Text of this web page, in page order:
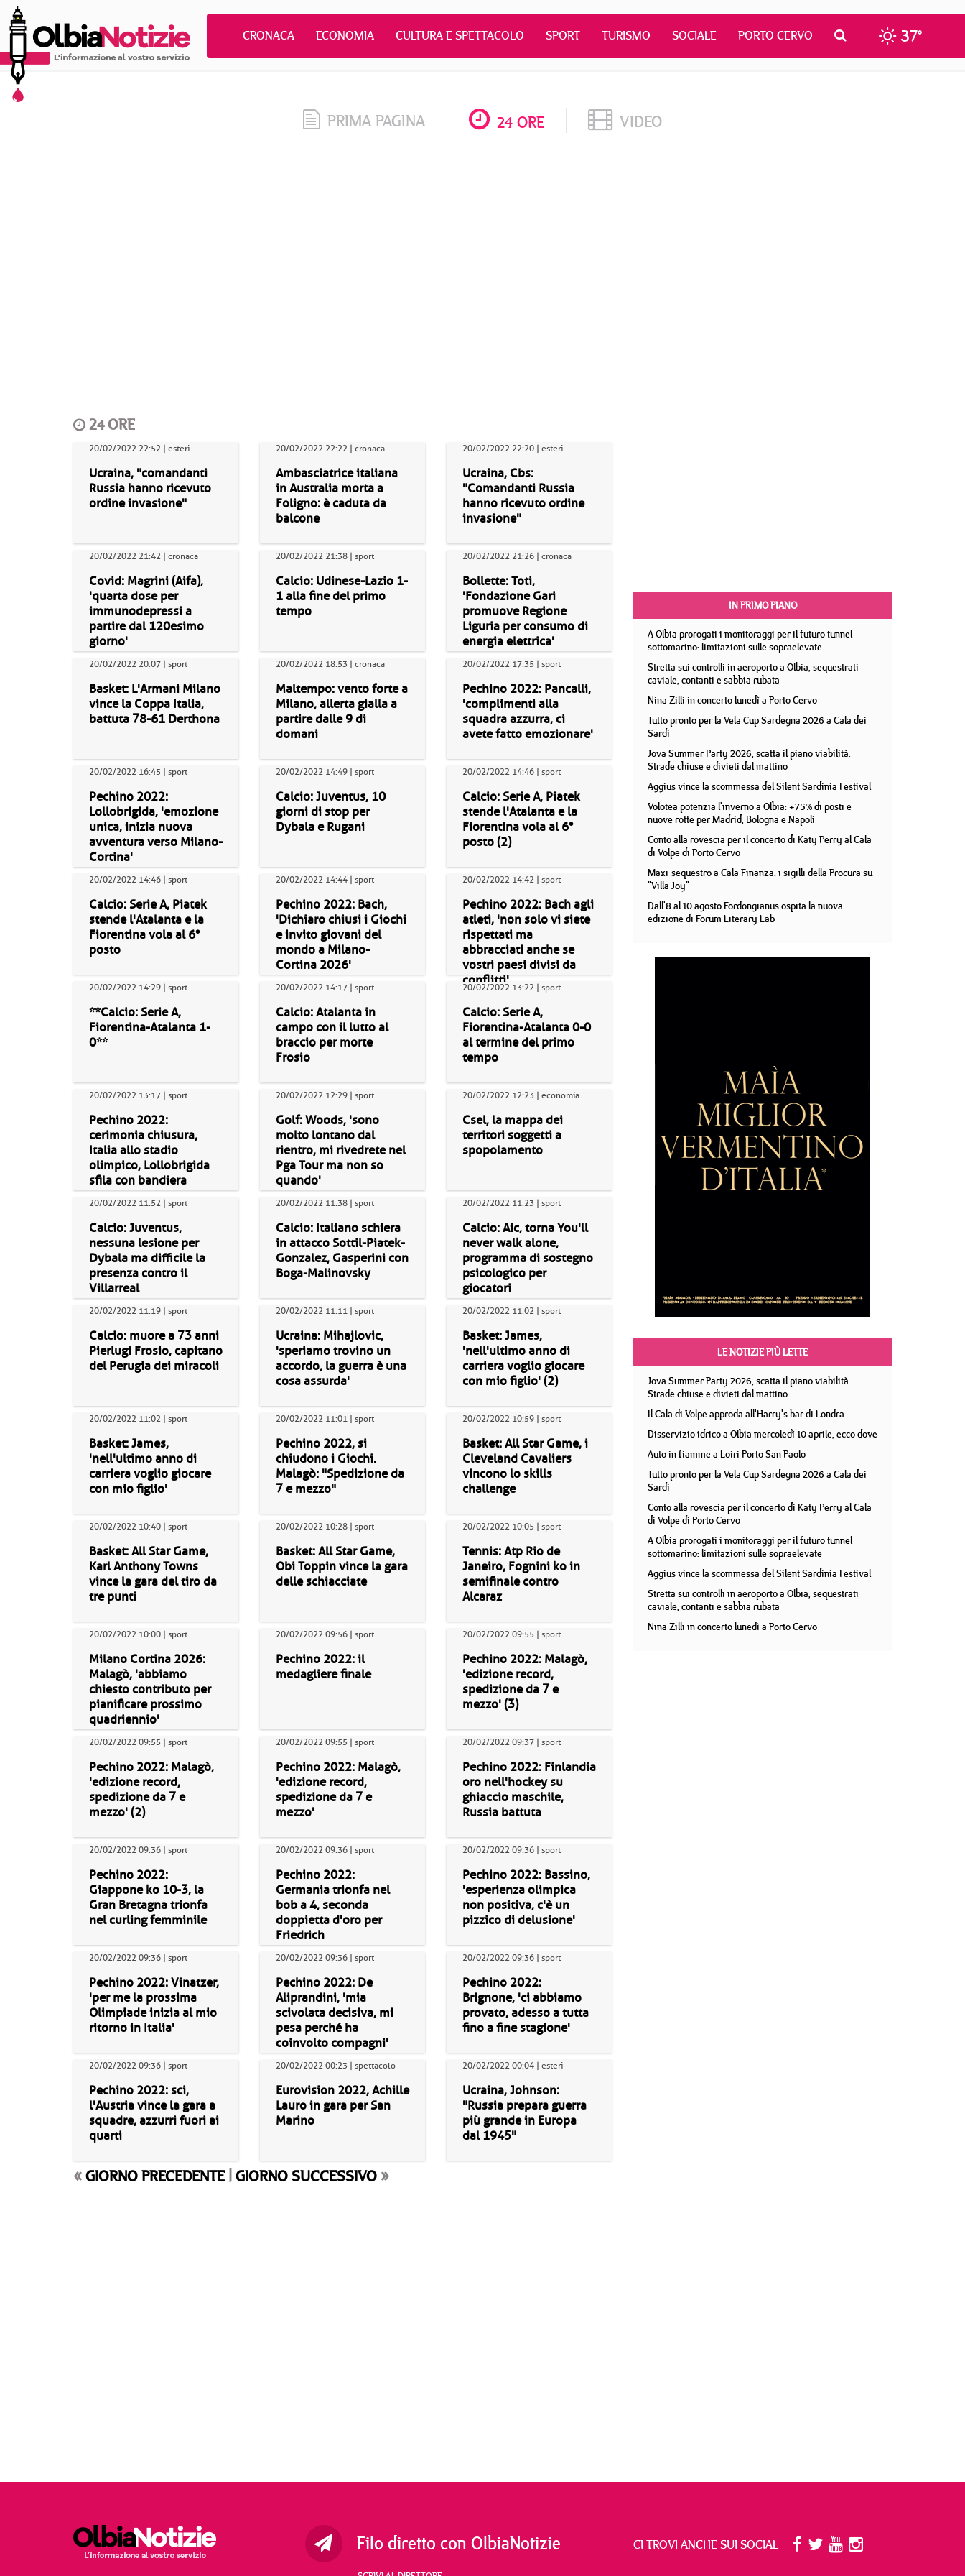
CRONACA ECONOMIA CULTURA E SPETTACOLO SPORT TURISMO SOCIALE PORTO CERVO 37°
PRIMA PAGINA 24 ORE VIDEO
24 ORE
20/02/2022 22:52 | esteri
Ucraina, "comandanti
Russia hanno ricevuto
ordine invasione"
20/02/2022 22:22 | cronaca
Ambasciatrice italiana
in Australia morta a
Foligno: è caduta da
balcone
20/02/2022 22:20 | esteri
Ucraina, Cbs:
"Comandanti Russia
hanno ricevuto ordine
invasione"
20/02/2022 21:42 | cronaca
Covid: Magrini (Aifa),
'quarta dose per
immunodepressi a
partire dal 120esimo
giorno'
20/02/2022 21:38 | sport
Calcio: Udinese-Lazio 1-
1 alla fine del primo
tempo
20/02/2022 21:26 | cronaca
Bollette: Toti,
'Fondazione Gari
promuove Regione
Liguria per consumo di
energia elettrica'
20/02/2022 20:07 | sport
Basket: L'Armani Milano
vince la Coppa Italia,
battuta 78-61 Derthona
20/02/2022 18:53 | cronaca
Maltempo: vento forte a
Milano, allerta gialla a
partire dalle 9 di
domani
20/02/2022 17:35 | sport
Pechino 2022: Pancalli,
'complimenti alla
squadra azzurra, ci
avete fatto emozionare'
20/02/2022 16:45 | sport
Pechino 2022:
Lollobrigida, 'emozione
unica, inizia nuova
avventura verso Milano-
Cortina'
20/02/2022 14:49 | sport
Calcio: Juventus, 10
giorni di stop per
Dybala e Rugani
20/02/2022 14:46 | sport
Calcio: Serie A, Piatek
stende l'Atalanta e la
Fiorentina vola al 6°
posto (2)
20/02/2022 14:46 | sport
Calcio: Serie A, Piatek
stende l'Atalanta e la
Fiorentina vola al 6°
posto
20/02/2022 14:44 | sport
Pechino 2022: Bach,
'Dichiaro chiusi i Giochi
e invito giovani del
mondo a Milano-
Cortina 2026'
20/02/2022 14:42 | sport
Pechino 2022: Bach agli
atleti, 'non solo vi siete
rispettati ma
abbracciati anche se
vostri paesi divisi da
conflitti'
20/02/2022 14:29 | sport
**Calcio: Serie A,
Fiorentina-Atalanta 1-
0**
20/02/2022 14:17 | sport
Calcio: Atalanta in
campo con il lutto al
braccio per morte
Frosio
20/02/2022 13:22 | sport
Calcio: Serie A,
Fiorentina-Atalanta 0-0
al termine del primo
tempo
20/02/2022 13:17 | sport
Pechino 2022:
cerimonia chiusura,
Italia allo stadio
olimpico, Lollobrigida
sfila con bandiera
20/02/2022 12:29 | sport
Golf: Woods, 'sono
molto lontano dal
rientro, mi rivedrete nel
Pga Tour ma non so
quando'
20/02/2022 12:23 | economia
Csel, la mappa dei
territori soggetti a
spopolamento
20/02/2022 11:52 | sport
Calcio: Juventus,
nessuna lesione per
Dybala ma difficile la
presenza contro il
Villarreal
20/02/2022 11:38 | sport
Calcio: Italiano schiera
in attacco Sottil-Piatek-
Gonzalez, Gasperini con
Boga-Malinovsky
20/02/2022 11:23 | sport
Calcio: Aic, torna You'll
never walk alone,
programma di sostegno
psicologico per
giocatori
20/02/2022 11:19 | sport
Calcio: muore a 73 anni
Pierlugi Frosio, capitano
del Perugia dei miracoli
20/02/2022 11:11 | sport
Ucraina: Mihajlovic,
'speriamo trovino un
accordo, la guerra è una
cosa assurda'
20/02/2022 11:02 | sport
Basket: James,
'nell'ultimo anno di
carriera voglio giocare
con mio figlio' (2)
20/02/2022 11:02 | sport
Basket: James,
'nell'ultimo anno di
carriera voglio giocare
con mio figlio'
20/02/2022 11:01 | sport
Pechino 2022, si
chiudono i Giochi.
Malagò: "Spedizione da
7 e mezzo"
20/02/2022 10:59 | sport
Basket: All Star Game, i
Cleveland Cavaliers
vincono lo skills
challenge
20/02/2022 10:40 | sport
Basket: All Star Game,
Karl Anthony Towns
vince la gara del tiro da
tre punti
20/02/2022 10:28 | sport
Basket: All Star Game,
Obi Toppin vince la gara
delle schiacciate
20/02/2022 10:05 | sport
Tennis: Atp Rio de
Janeiro, Fognini ko in
semifinale contro
Alcaraz
20/02/2022 10:00 | sport
Milano Cortina 2026:
Malagò, 'abbiamo
chiesto contributo per
pianificare prossimo
quadriennio'
20/02/2022 09:56 | sport
Pechino 2022: il
medagliere finale
20/02/2022 09:55 | sport
Pechino 2022: Malagò,
'edizione record,
spedizione da 7 e
mezzo' (3)
20/02/2022 09:55 | sport
Pechino 2022: Malagò,
'edizione record,
spedizione da 7 e
mezzo' (2)
20/02/2022 09:55 | sport
Pechino 2022: Malagò,
'edizione record,
spedizione da 7 e
mezzo'
20/02/2022 09:37 | sport
Pechino 2022: Finlandia
oro nell'hockey su
ghiaccio maschile,
Russia battuta
20/02/2022 09:36 | sport
Pechino 2022:
Giappone ko 10-3, la
Gran Bretagna trionfa
nel curling femminile
20/02/2022 09:36 | sport
Pechino 2022:
Germania trionfa nel
bob a 4, seconda
doppietta d'oro per
Friedrich
20/02/2022 09:36 | sport
Pechino 2022: Bassino,
'esperienza olimpica
non positiva, c'è un
pizzico di delusione'
20/02/2022 09:36 | sport
Pechino 2022: Vinatzer,
'per me la prossima
Olimpiade inizia al mio
ritorno in Italia'
20/02/2022 09:36 | sport
Pechino 2022: De
Aliprandini, 'mia
scivolata decisiva, mi
pesa perché ha
coinvolto compagni'
20/02/2022 09:36 | sport
Pechino 2022:
Brignone, 'ci abbiamo
provato, adesso a tutta
fino a fine stagione'
20/02/2022 09:36 | sport
Pechino 2022: sci,
l'Austria vince la gara a
squadre, azzurri fuori ai
quarti
20/02/2022 00:23 | spettacolo
Eurovision 2022, Achille
Lauro in gara per San
Marino
20/02/2022 00:04 | esteri
Ucraina, Johnson:
"Russia prepara guerra
più grande in Europa
dal 1945"
«GIORNO PRECEDENTE |GIORNO SUCCESSIVO »
IN PRIMO PIANO
A Olbia prorogati i monitoraggi per il futuro tunnel
sottomarino: limitazioni sulle sopraelevate
Stretta sui controlli in aeroporto a Olbia, sequestrati
caviale, contanti e sabbia rubata
Nina Zilli in concerto lunedì a Porto Cervo
Tutto pronto per la Vela Cup Sardegna 2026 a Cala dei
Sardi
Jova Summer Party 2026, scatta il piano viabilità.
Strade chiuse e divieti dal mattino
Aggius vince la scommessa del Silent Sardinia Festival
Volotea potenzia l'inverno a Olbia: +75% di posti e
nuove rotte per Madrid, Bologna e Napoli
Conto alla rovescia per il concerto di Katy Perry al Cala
di Volpe di Porto Cervo
Maxi-sequestro a Cala Finanza: i sigilli della Procura su
"Villa Joy"
Dall'8 al 10 agosto Fordongianus ospita la nuova
edizione di Forum Literary Lab
LE NOTIZIE PIÙ LETTE
Jova Summer Party 2026, scatta il piano viabilità.
Strade chiuse e divieti dal mattino
Il Cala di Volpe approda all'Harry's bar di Londra
Disservizio idrico a Olbia mercoledì 10 aprile, ecco dove
Auto in fiamme a Loiri Porto San Paolo
Tutto pronto per la Vela Cup Sardegna 2026 a Cala dei
Sardi
Conto alla rovescia per il concerto di Katy Perry al Cala
di Volpe di Porto Cervo
A Olbia prorogati i monitoraggi per il futuro tunnel
sottomarino: limitazioni sulle sopraelevate
Aggius vince la scommessa del Silent Sardinia Festival
Stretta sui controlli in aeroporto a Olbia, sequestrati
caviale, contanti e sabbia rubata
Nina Zilli in concerto lunedì a Porto Cervo
Filo diretto con OlbiaNotizie CI TROVI ANCHE SUI SOCIAL